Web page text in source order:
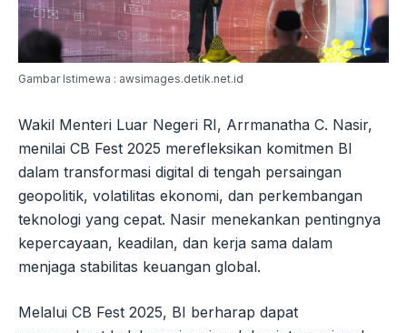
Gambar Istimewa : awsimages.detik.net.id
Wakil Menteri Luar Negeri RI, Arrmanatha C. Nasir,
menilai CB Fest 2025 merefleksikan komitmen BI
dalam transformasi digital di tengah persaingan
geopolitik, volatilitas ekonomi, dan perkembangan
teknologi yang cepat. Nasir menekankan pentingnya
kepercayaan, keadilan, dan kerja sama dalam
menjaga stabilitas keuangan global.
Melalui CB Fest 2025, BI berharap dapat